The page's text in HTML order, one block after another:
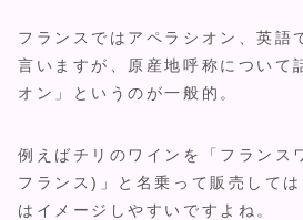
フランスではアペラシオン、英語
言いますが、原産地呼称について
オン」というのが一般的。
例えばチリのワインを「フランス
フランス)」と名乗って販売して
はイメージしやすいですよね。